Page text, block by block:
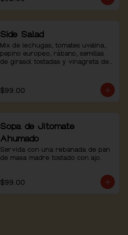
Side Salad
Mix de lechugas, tomates uvalina,
pepino europeo, rábano, semillas
de girasol tostadas y vinagreta de
$99.00
Sopa de Jitomate
Ahumado
Servida con una rebanada de pan
de masa madre tostado con ajo.
$99.00